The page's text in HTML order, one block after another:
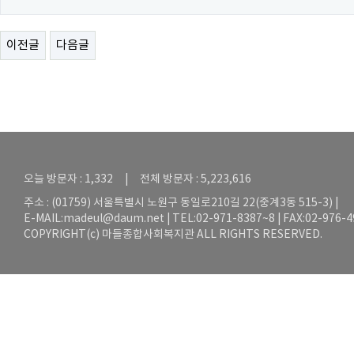
이전글 다음글
오늘 방문자 : 1,332 | 전체 방문자 : 5,223,616
주소 : (01759) 서울특별시 노원구 동일로210길 22(중계3동 515-3) |
E-MAIL:madeul@daum.net | TEL:02-971-8387~8 | FAX:02-976-
COPYRIGHT(c) 마들종합사회복지관 ALL RIGHTS RESERVED.